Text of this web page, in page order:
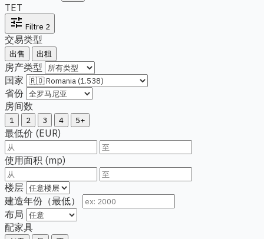
TET
tune Filtre 2
交易类型
出售 出租
房产类型
国家
省份
房间数
1 2 3 4 5+
最低价 (EUR)
使用面积 (mp)
楼层
建造年份（最低）
布局
配家具